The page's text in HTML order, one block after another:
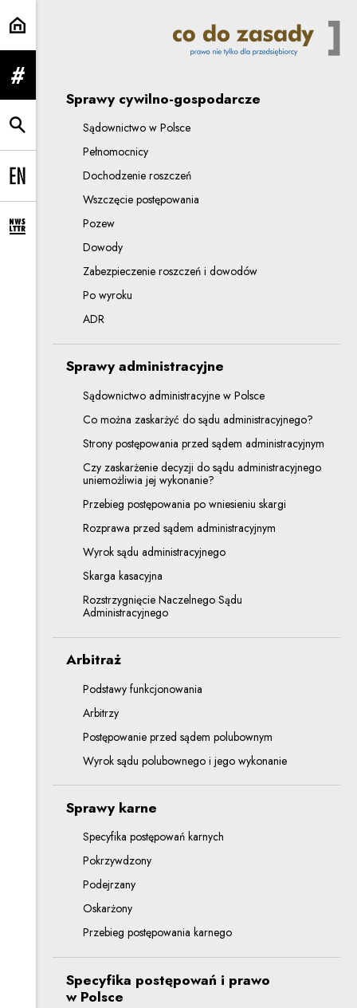
postępowania w Polsce | Co do
rozwiń menu
rozwiń wyszukiwarkę
Change language to EN
rozwiń formularz zapisu na newsletter
Sprawy cywilno-gospodarcze
Sądownictwo w Polsce
Pełnomocnicy
Dochodzenie roszczeń
Wszczęcie postępowania
Pozew
Dowody
Zabezpieczenie roszczeń i dowodów
Po wyroku
ADR
Sprawy administracyjne
Sądownictwo administracyjne w Polsce
Co można zaskarżyć do sądu administracyjnego?
Strony postępowania przed sądem administracyjnym
Czy zaskarżenie decyzji do sądu administracyjnego
uniemożliwia jej wykonanie?
Przebieg postępowania po wniesieniu skargi
Rozprawa przed sądem administracyjnym
Wyrok sądu administracyjnego
Skarga kasacyjna
Rozstrzygnięcie Naczelnego Sądu
Administracyjnego
Arbitraż
Podstawy funkcjonowania
Arbitrzy
Postępowanie przed sądem polubownym
Wyrok sądu polubownego i jego wykonanie
Sprawy karne
Specyfika postępowań karnych
Pokrzywdzony
Podejrzany
Oskarżony
Przebieg postępowania karnego
Specyfika postępowań i prawo
w Polsce